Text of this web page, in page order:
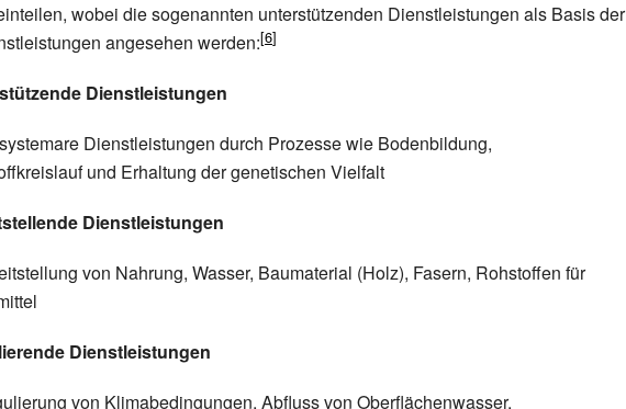
wobei die sogenannten unterstützenden Dienstleistungen als Basis der
angesehen werden:
Dienstleistungen
Dienstleistungen durch Prozesse wie Bodenbildung,
und Erhaltung der genetischen Vielfalt
Dienstleistungen
von Nahrung, Wasser, Baumaterial (Holz), Fasern, Rohstoffen für
Dienstleistungen
von Klimabedingungen, Abfluss von Oberflächenwasser,